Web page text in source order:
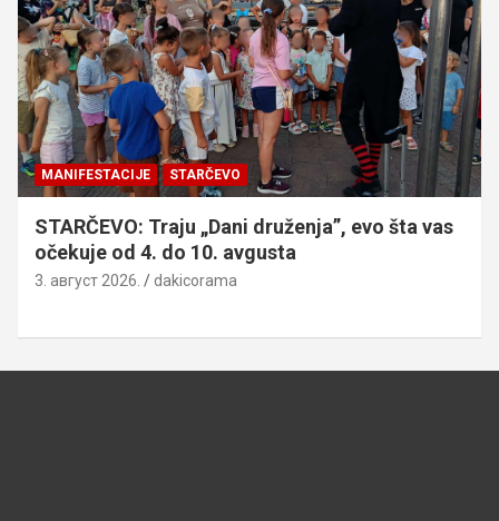
MANIFESTACIJE STARČEVO
STARČEVO: Traju „Dani druženja”, evo šta vas
očekuje od 4. do 10. avgusta
3. август 2026. dakicorama